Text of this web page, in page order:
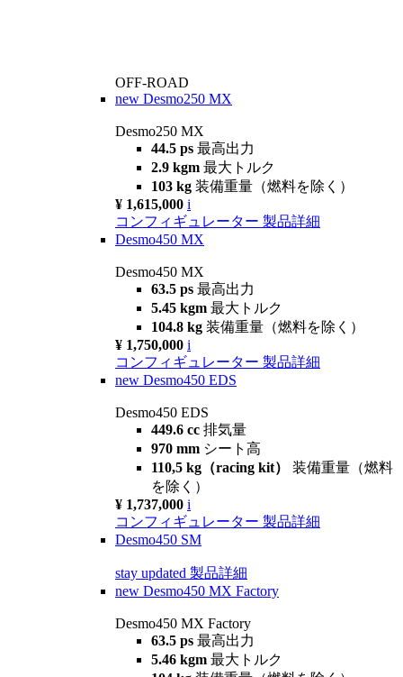
OFF-ROAD
new Desmo250 MX
Desmo250 MX
44.5 ps 最高出力
2.9 kgm 最大トルク
103 kg 装備重量（燃料を除く）
¥ 1,615,000 i
コンフィギュレーター 製品詳細
Desmo450 MX
Desmo450 MX
63.5 ps 最高出力
5.45 kgm 最大トルク
104.8 kg 装備重量（燃料を除く）
¥ 1,750,000 i
コンフィギュレーター 製品詳細
new Desmo450 EDS
Desmo450 EDS
449.6 cc 排気量
970 mm シート高
110,5 kg（racing kit） 装備重量（燃料
を除く）
¥ 1,737,000 i
コンフィギュレーター 製品詳細
Desmo450 SM
stay updated 製品詳細
new Desmo450 MX Factory
Desmo450 MX Factory
63.5 ps 最高出力
5.46 kgm 最大トルク